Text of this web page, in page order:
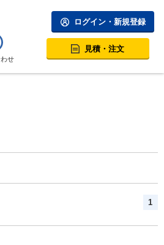
ログイン・新規登録
せ
見積・注文
1